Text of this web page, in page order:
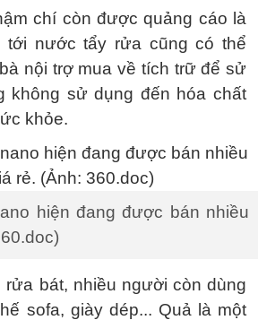
chí còn được quảng cáo là
tới nước tẩy rửa cũng có thể
nội trợ mua về tích trữ để sử
không sử dụng đến hóa chất
khỏe.
hiện đang được bán nhiều
rửa bát, nhiều người còn dùng
sofa, giày dép... Quả là một